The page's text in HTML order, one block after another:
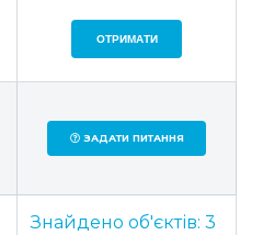
ОТРИМАТИ
ЗАДАТИ ПИТАННЯ
Знайдено об'єктів: 3